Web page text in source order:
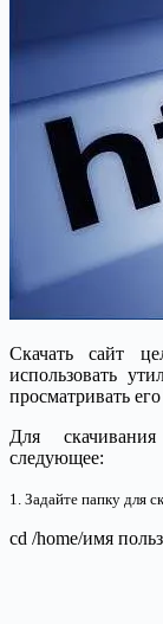
Скачать сайт
использовать
просматривать
Для
следующее:
1. Задайте папку для
cd /home/имя